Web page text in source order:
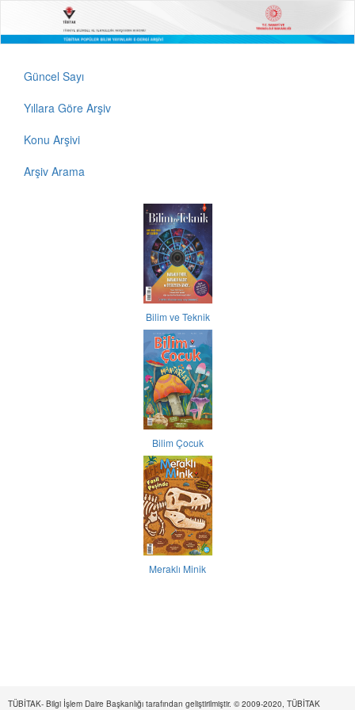
Güncel Sayı
Yıllara Göre Arşiv
Konu Arşivi
Arşiv Arama
Bilim ve Teknik
Bilim Çocuk
Meraklı Minik
TÜBİTAK- Bilgi İşlem Daire Başkanlığı tarafından geliştirilmiştir. © 2009-2020, TÜBİTAK